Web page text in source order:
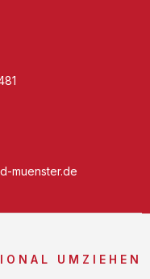
muenster.de
UMZIEHEN